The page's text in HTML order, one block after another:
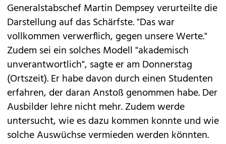
Generalstabschef Martin Dempsey verurteilte die
Darstellung auf das Schärfste. "Das war
vollkommen verwerflich, gegen unsere Werte."
Zudem sei ein solches Modell "akademisch
unverantwortlich", sagte er am Donnerstag
(Ortszeit). Er habe davon durch einen Studenten
erfahren, der daran Anstoß genommen habe. Der
Ausbilder lehre nicht mehr. Zudem werde
untersucht, wie es dazu kommen konnte und wie
solche Auswüchse vermieden werden könnten.